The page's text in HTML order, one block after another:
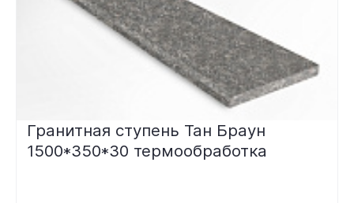
Гранитная ступень Тан Браун
1500*350*30 термообработка